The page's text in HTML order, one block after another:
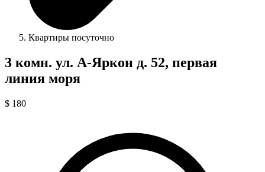
Квартиры посуточно
3 комн. ул. А-Яркон д. 52, первая
линия моря
$ 180